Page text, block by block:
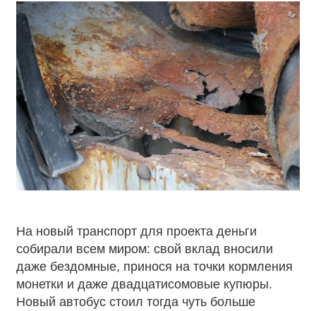
На новый транспорт для проекта деньги
собирали всем миром: свой вклад вносили
даже бездомные, принося на точки кормления
монетки и даже двадцатисомовые купюры.
Новый автобус стоил тогда чуть больше